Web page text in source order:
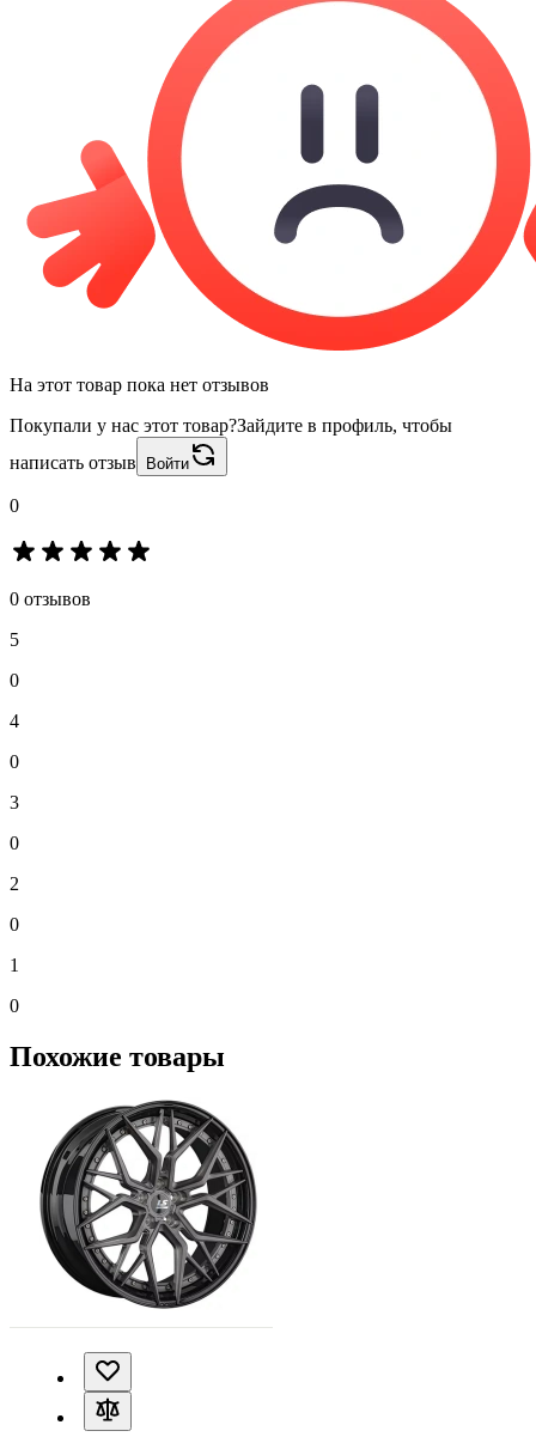
На этот товар пока нет отзывов
Покупали у нас этот товар?Зайдите в профиль, чтобы
написать отзыв
Войти
0
0 отзывов
5
0
4
0
3
0
2
0
1
0
Похожие товары